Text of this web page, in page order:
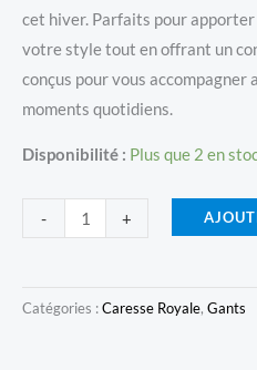
cet hiver. Parfaits pour
votre style tout en offrant un
conçus pour vous accompagner
moments quotidiens.
Disponibilité : Plus que 2 en
-
quantité
Caresse
+
Catégories :Caresse Royale, Gants